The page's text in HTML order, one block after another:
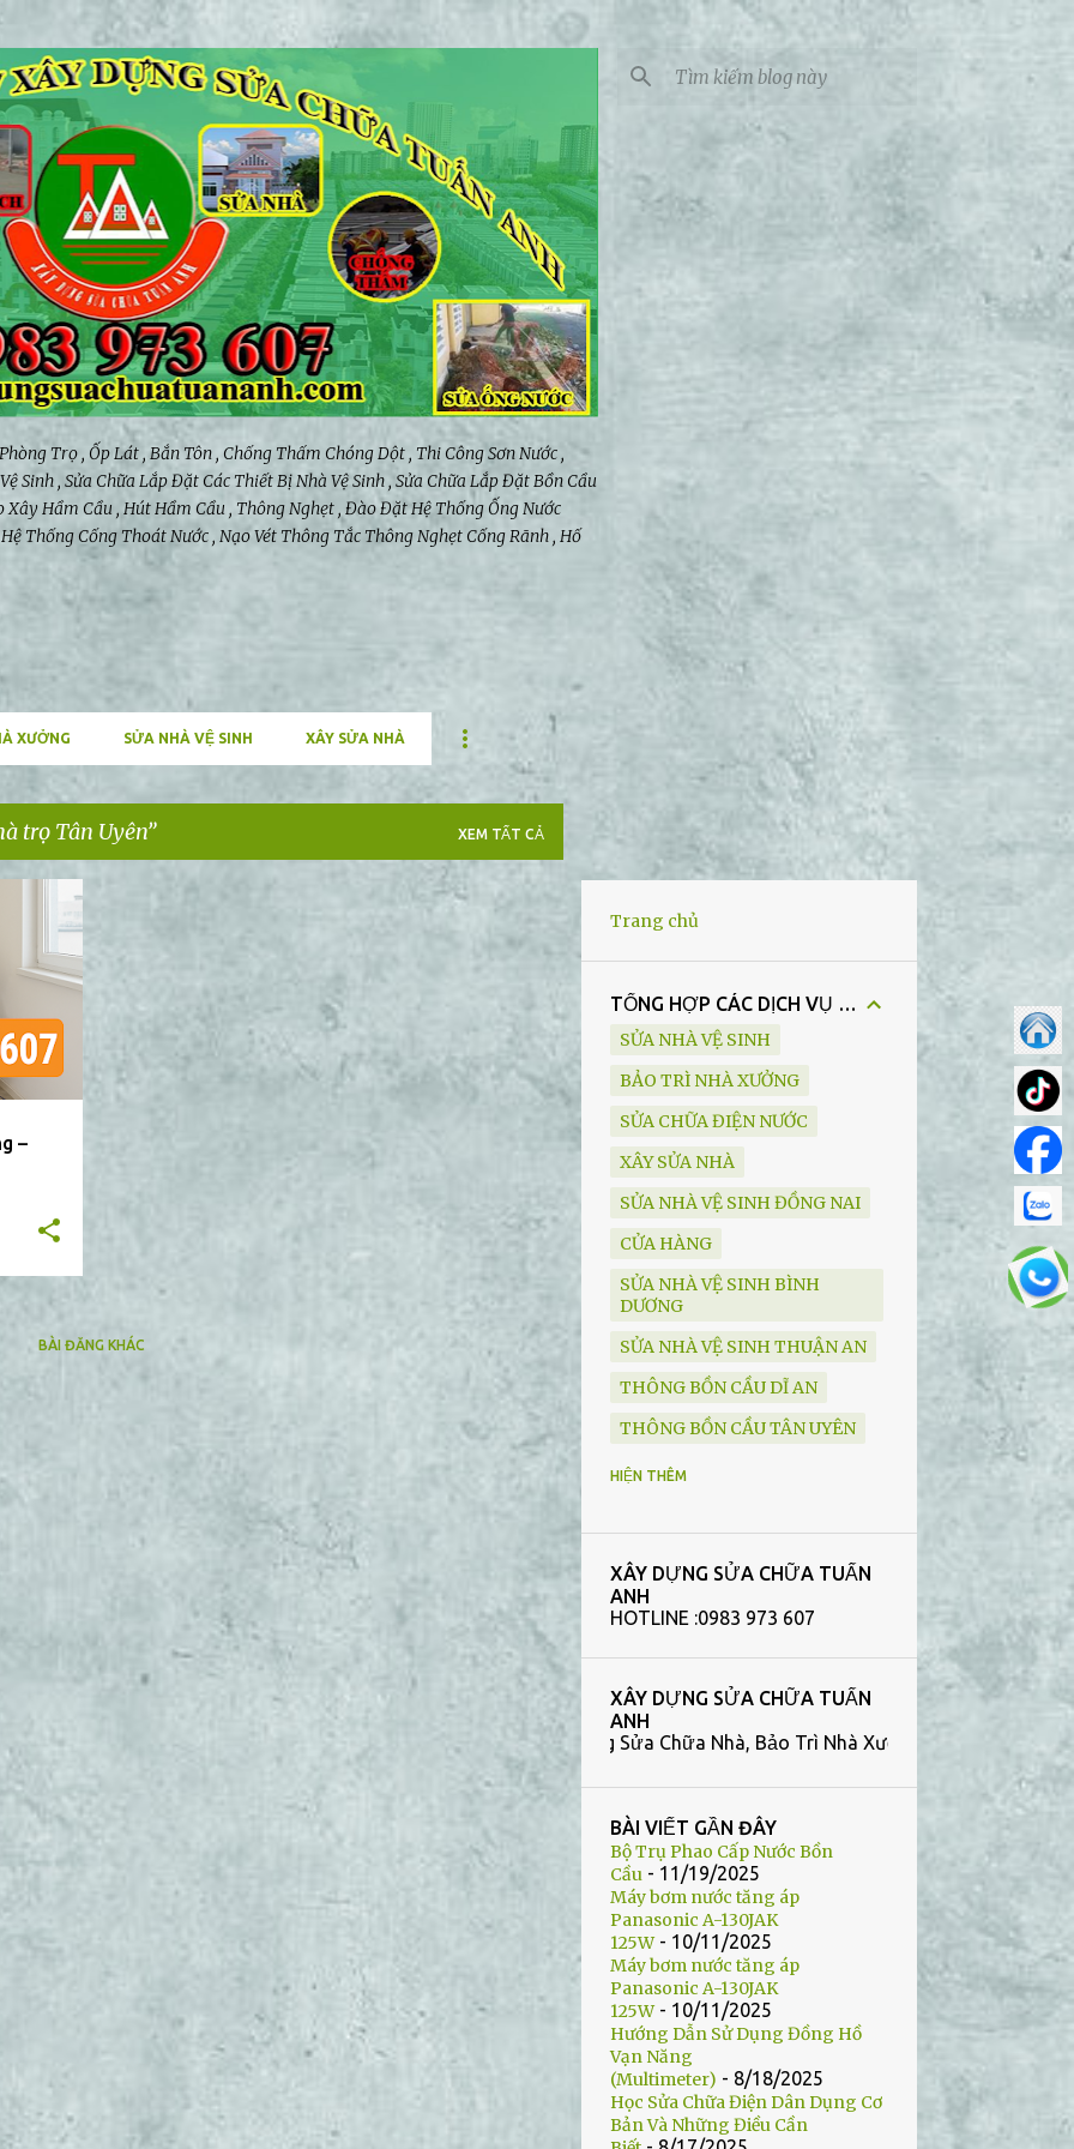
Chuyển đến nội dung chính
Trọ , Ốp Lát , Bắn Tôn , Chống Thấm Chóng Dột , Thi Công Sơn Nước ,
Sinh , Sửa Chữa Lắp Đặt Các Thiết Bị Nhà Vệ Sinh , Sửa Chữa Lắp Đặt Bồn Cầu
Xây Hầm Cầu , Hút Hầm Cầu , Thông Nghẹt , Đào Đặt Hệ Thống Ống Nước
Thống Cống Thoát Nước , Nạo Vét Thông Tắc Thông Nghẹt Cống Rãnh , Hố
XƯỞNG SỬA NHÀ VỆ SINH XÂY SỬA NHÀ
trọ Tân Uyên XEM TẤT CẢ
–
BÀI ĐĂNG KHÁC
Trang chủ
TỔNG HỢP CÁC DỊCH VỤ CỦA CHÚNG TÔI
SỬA NHÀ VỆ SINH
BẢO TRÌ NHÀ XƯỞNG
SỬA CHỮA ĐIỆN NƯỚC
XÂY SỬA NHÀ
SỬA NHÀ VỆ SINH ĐỒNG NAI
CỬA HÀNG
SỬA NHÀ VỆ SINH BÌNH
DƯƠNG
SỬA NHÀ VỆ SINH THUẬN AN
THÔNG BỒN CẦU DĨ AN
THÔNG BỒN CẦU TÂN UYÊN
THIẾT BỊ VỆ SINH
HÚT HẦM CẦU THUẬN AN
HÚT HẦM CẦU BÌNH DƯƠNG
SỬA NHÀ VỆ SINH TÂN UYÊN
THÔNG BỒN CẦU MỸ PHƯỚC
XÂY HẦM CẦU BÌNH DƯƠNG
XÂY HẦM CẦU THUẬN AN
TIN TỨC
BỒN TIỂU CẢM ỨNG BÌNH
DƯƠNG
HÚT HẦM CẦU MỸ PHƯỚC
SỬA BỒN CẦU DĨ AN
SỬA BỒN CẦU BẾN CÁT
SỬA CHỮA NHÀ XƯỞNG BÌNH
DƯƠNG
HIỆN THÊM
XÂY DỰNG SỬA CHỮA TUẤN
ANH
HOTLINE :0983 973 607
XÂY DỰNG SỬA CHỮA TUẤN
ANH
Thiết kế, Xây Dựng Sửa Chữa Nhà, Bảo Trì Nhà Xưởng, Công Trình Nhà Vệ Sinh
BÀI VIẾT GẦN ĐÂY
Bộ Trụ Phao Cấp Nước Bồn
Cầu - 11/19/2025
Máy bơm nước tăng áp
Panasonic A-130JAK
125W- 10/11/2025
Máy bơm nước tăng áp
Panasonic A-130JAK
125W- 10/11/2025
Hướng Dẫn Sử Dụng Đồng Hồ
Vạn Năng
(Multimeter) - 8/18/2025
Học Sửa Chữa Điện Dân Dụng Cơ
Bản Và Những Điều Cần